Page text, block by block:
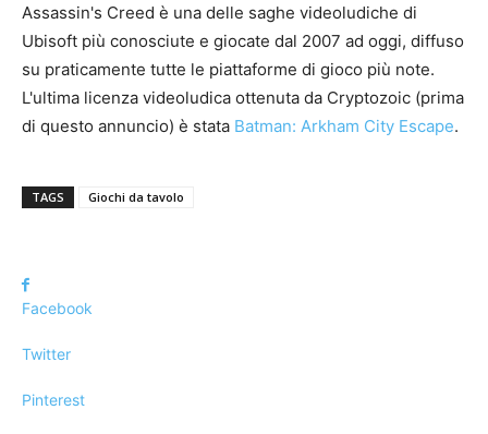
Assassin's Creed è una delle saghe videoludiche di
Ubisoft più conosciute e giocate dal 2007 ad oggi, diffuso
su praticamente tutte le piattaforme di gioco più note.
L'ultima licenza videoludica ottenuta da Cryptozoic (prima
di questo annuncio) è stata Batman: Arkham City Escape.
TAGS Giochi da tavolo
Facebook
Twitter
Pinterest